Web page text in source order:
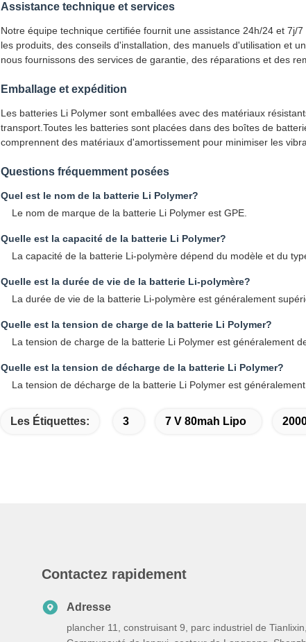
Assistance technique et services
Notre équipe technique certifiée fournit une assistance 24h/24 et
les produits, des conseils d'installation, des manuels d'utilisation et
nous fournissons des services de garantie, des réparations et des
Emballage et expédition
Les batteries Li Polymer sont emballées avec des matériaux
transport.Toutes les batteries sont placées dans des boîtes de
comprennent des matériaux d'amortissement pour minimiser les
Questions fréquemment posées
Quel est le nom de la batterie Li Polymer?
Le nom de marque de la batterie Li Polymer est GPE.
Quelle est la capacité de la batterie Li Polymer?
La capacité de la batterie Li-polymère dépend du modèle et du
Quelle est la durée de vie de la batterie Li-polymère?
La durée de vie de la batterie Li-polymère est généralement
Quelle est la tension de charge de la batterie Li Polymer?
La tension de charge de la batterie Li Polymer est généralement
Quelle est la tension de décharge de la batterie Li Polymer?
La tension de décharge de la batterie Li Polymer est généralement
Les Étiquettes: 3 7 V 80mah Lipo
Contactez rapidement
Adresse
plancher 11, construisant 9, parc industriel de